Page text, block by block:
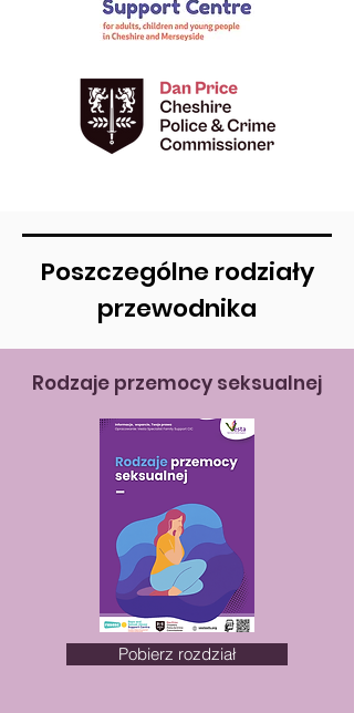
Poszczególne rodziały
przewodnika
Rodzaje przemocy seksualnej
Pobierz rozdział